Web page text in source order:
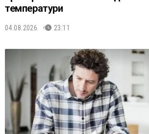
температури
04.08.2026. 23:11